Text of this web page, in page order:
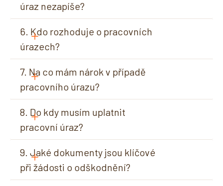
úraz nezapíše?
6. Kdo rozhoduje o pracovních
úrazech?
7. Na co mám nárok v případě
pracovního úrazu?
8. Do kdy musím uplatnit
pracovní úraz?
9. Jaké dokumenty jsou klíčové
při žádosti o odškodnění?